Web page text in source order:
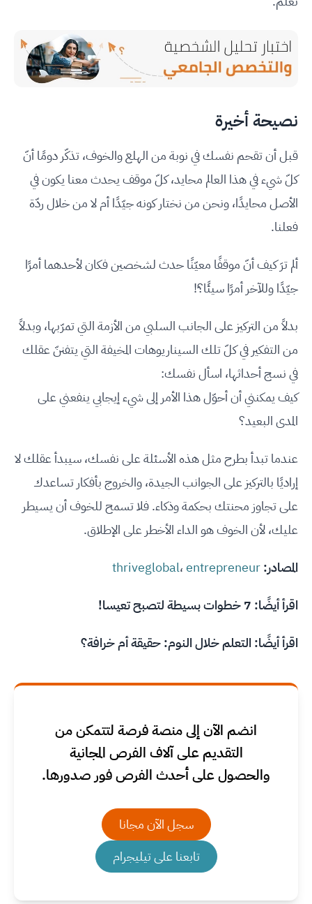
نصيحة أخيرة
قبل أن تقحم نفسك في نوبة من الهلع والخوف، تذكّر دومًا أنّ
كلّ شيء في هذا العالم محايد، كلّ موقف يحدث معنا يكون في
الأصل محايدًا، ونحن من نختار كونه جيّدًا أم لا من خلال ردّة
فعلنا.
ألم ترَ كيف أنّ موقفًا معيّنًا حدث لشخصين فكان لأحدهما أمرًا
جيّدًا وللآخر أمرًا سيئًا؟َ!
بدلاً من التركيز على الجانب السلبي من الأزمة التي تمرّبها، وبدلاً
من التفكير في كلّ تلك السيناريوهات المخيفة التي يتفننّ عقلك
في نسج أحداثها، اسأل نفسك:
كيف يمكنني أن أحوّل هذا الأمر إلى شيء إيجابي ينفعني على
المدى البعيد؟
عندما تبدأ بطرح مثل هذه الأسئلة على نفسك، سيبدأ عقلك لا
إراديًا بالتركيز على الجوانب الجيدة، والخروج بأفكار تساعدك
على تجاوز محنتك بحكمة وذكاء. فلا تسمح للخوف أن يسيطر
عليك، لأن الخوف هو الداء الأخطر على الإطلاق.
المصادر:
thriveglobal،entrepreneur
اقرأ أيضًا: 7 خطوات بسيطة لتصبح تعيسا!
اقرأ أيضًا: التعلم خلال النوم: حقيقة أم خرافة؟
انضم الآن إلى منصة فرصة لتتمكن من
التقديم على آلاف الفرص المجانية
والحصول على أحدث الفرص فور صدورها.
سجل الآن مجانا
تابعنا على تيليجرام